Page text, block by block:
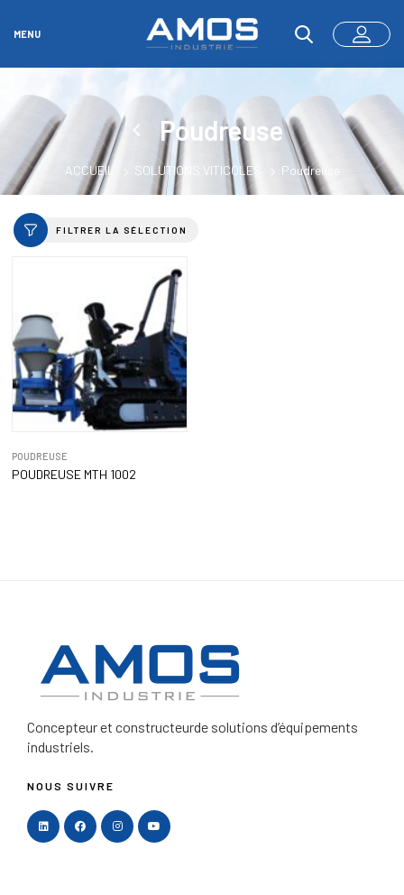
MENU
Poudreuse
ACCUEIL SOLUTIONS VITICOLES Poudreuse
FILTRER LA SÉLECTION
POUDREUSE
POUDREUSE MTH 1002
Concepteur et constructeurde solutions d’équipements
industriels.
NOUS SUIVRE